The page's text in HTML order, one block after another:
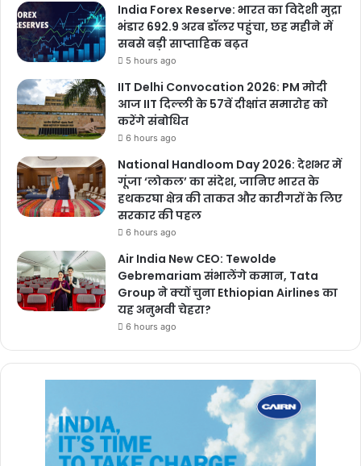
India Forex Reserve: भारत का विदेशी मुद्रा
भंडार 692.9 अरब डॉलर पहुंचा, छह महीने में
सबसे बड़ी साप्ताहिक बढ़त
5 hours ago
IIT Delhi Convocation 2026: PM मोदी
आज IIT दिल्ली के 57वें दीक्षांत समारोह को
करेंगे संबोधित
6 hours ago
National Handloom Day 2026: देशभर में
गूंजा ‘लोकल’ का संदेश, जानिए भारत के
हथकरघा क्षेत्र की ताकत और कारीगरों के लिए
सरकार की पहल
6 hours ago
Air India New CEO: Tewolde
Gebremariam संभालेंगे कमान, Tata
Group ने क्यों चुना Ethiopian Airlines का
यह अनुभवी चेहरा?
6 hours ago